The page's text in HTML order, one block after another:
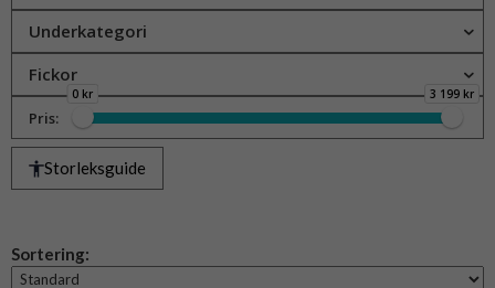
Underkategori
Fickor
Pris:
0 kr 3 199 kr
Storleksguide
Sortering: